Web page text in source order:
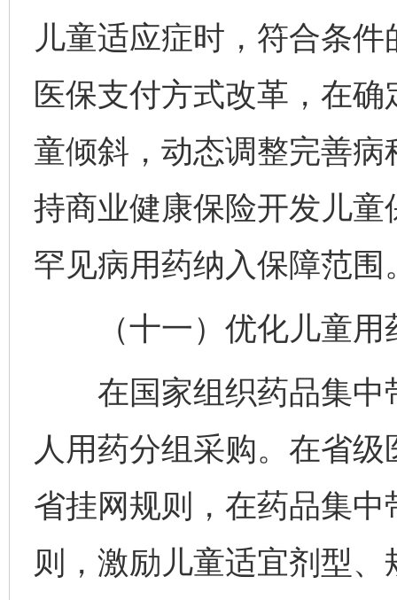
儿童适应症时，符合条
医保支付方式改革，在
童倾斜，动态调整完善
持商业健康保险开发儿
罕见病用药纳入保障范围
（十一）优化儿童用
在国家组织药品集中
人用药分组采购。在省
省挂网规则，在药品集
则，激励儿童适宜剂型